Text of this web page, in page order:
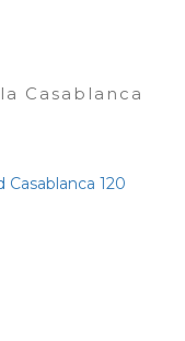
Casablanca